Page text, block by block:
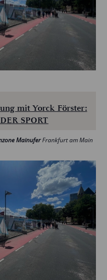
mit Yorck Förster:
SPORT
MainuferFrankfurt am Main